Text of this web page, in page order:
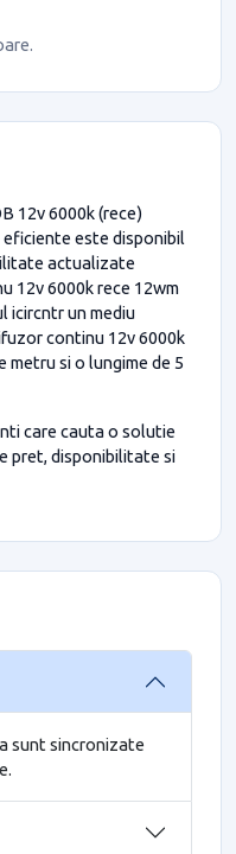
12v 6000k (rece)
eficiente este disponibil
actualizate
12v 6000k rece 12wm
icircntr un mediu
continu 12v 6000k
metru si o lungime de 5
care cauta o solutie
pret, disponibilitate si
sunt sincronizate